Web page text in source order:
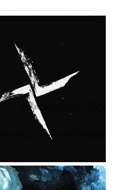
© 2015 HigherFrequency ALL RIGHTS RESERVED.